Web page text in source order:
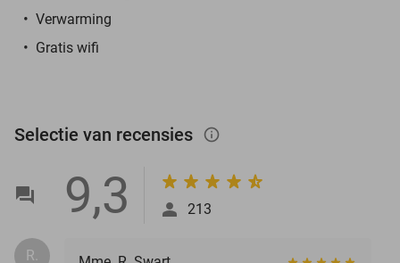
Verwarming
Gratis wifi
Selectie van recensies info_outlined
9,3 213
R.